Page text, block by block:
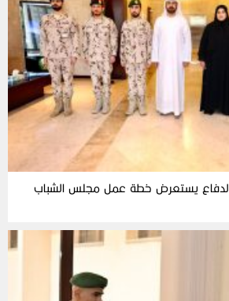
يستعرض خطة عمل مجلس الشباب